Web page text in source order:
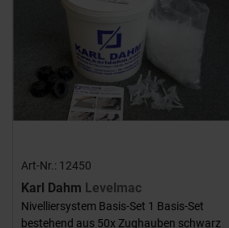
Art-Nr.: 12450
Karl Dahm Levelmac
Nivelliersystem Basis-Set 1 Basis-Set
bestehend aus 50x Zughauben schwarz